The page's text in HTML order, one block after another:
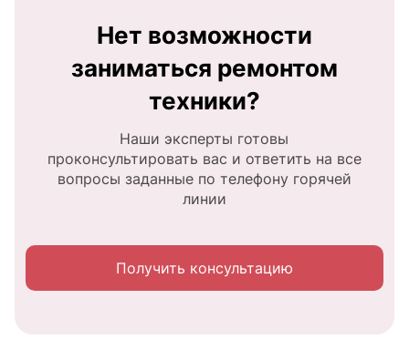
Нет возможности
заниматься ремонтом
техники?
Наши эксперты готовы
проконсультировать вас и ответить на все
вопросы заданные по телефону горячей
линии
Получить консультацию